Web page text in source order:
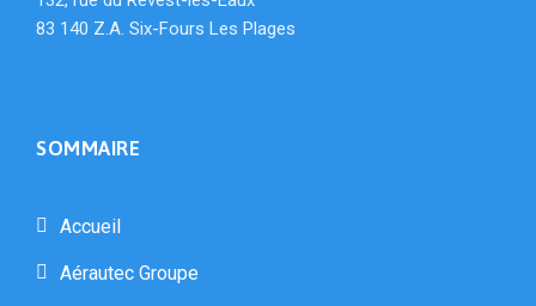
83 140 Z.A. Six-Fours Les Plages
SOMMAIRE
Accueil
Aérautec Groupe